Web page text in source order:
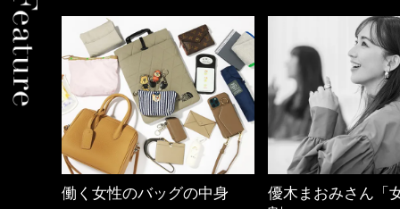
働く女性のバッグの中身
優木まおみさん「